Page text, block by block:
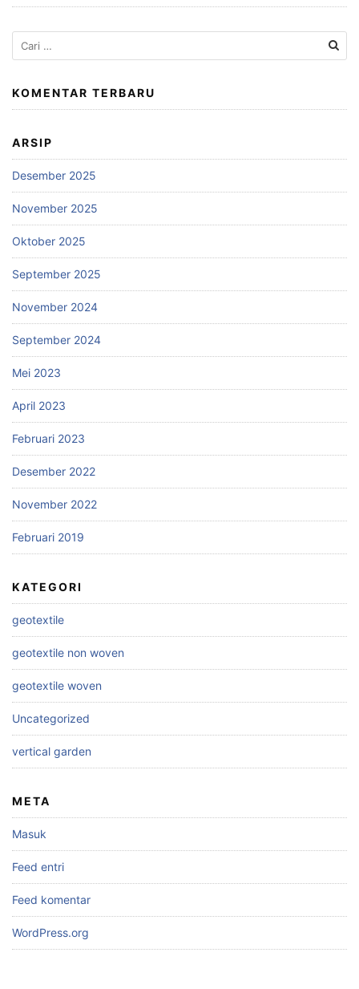
Cari
untuk:
KOMENTAR TERBARU
ARSIP
Desember 2025
November 2025
Oktober 2025
September 2025
November 2024
September 2024
Mei 2023
April 2023
Februari 2023
Desember 2022
November 2022
Februari 2019
KATEGORI
geotextile
geotextile non woven
geotextile woven
Uncategorized
vertical garden
META
Masuk
Feed entri
Feed komentar
WordPress.org